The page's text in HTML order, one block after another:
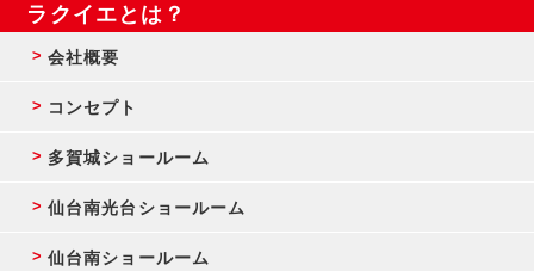
ラクイエとは？
会社概要
コンセプト
多賀城ショールーム
仙台南光台ショールーム
仙台南ショールーム